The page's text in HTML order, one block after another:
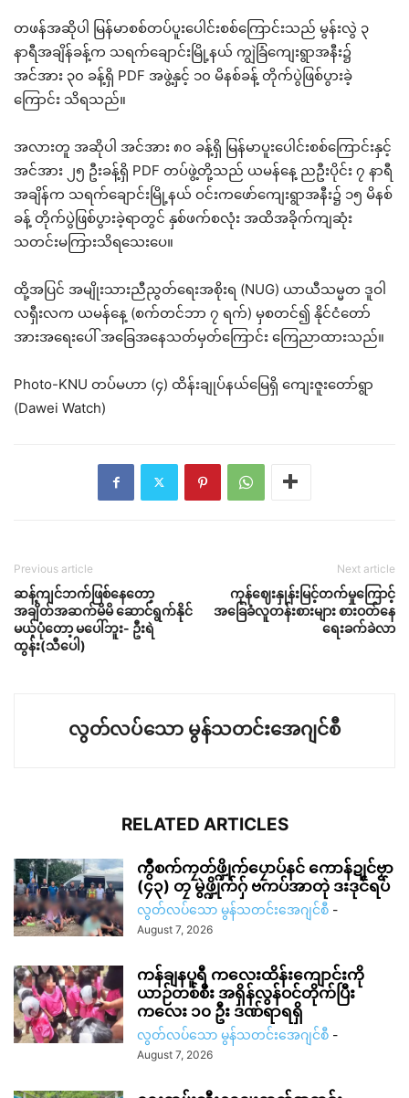
တဖန်အဆိုပါ မြန်မာစစ်တပ်ပူးပေါင်းစစ်ကြောင်းသည် မွန်းလွဲ ၃
နာရီအချိန်ခန့်က သရက်ချောင်းမြို့နယ် ကျွဲခြံကျေးရွာအနီး၌
အင်အား ၃၀ ခန့်ရှိ PDF အဖွဲ့နှင့် ၁၀ မိနစ်ခန့် တိုက်ပွဲဖြစ်ပွားခဲ့
ကြောင်း သိရသည်။
အလားတူ အဆိုပါ အင်အား ၈၀ ခန့်ရှိ မြန်မာပူးပေါင်းစစ်ကြောင်းနှင့်
အင်အား ၂၅ ဦးခန့်ရှိ PDF တပ်ဖွဲ့တို့သည် ယမန်နေ့ ညဦးပိုင်း ၇ နာရီ
အချိန်က သရက်ချောင်းမြို့နယ် ဝင်းကဖော်ကျေးရွာအနီး၌ ၁၅ မိနစ်
ခန့် တိုက်ပွဲဖြစ်ပွားခဲ့ရာတွင် နှစ်ဖက်စလုံး အထိအခိုက်ကျဆုံး
သတင်းမကြားသိရသေးပေ။
ထို့အပြင် အမျိုးသားညီညွတ်ရေးအစိုးရ (NUG) ယာယီသမ္မတ ဒူဝါ
လရှီးလက ယမန်နေ့ (စက်တင်ဘာ ၇ ရက်) မှစတင်၍ နိုင်ငံတော်
အားအရေးပေါ် အခြေအနေသတ်မှတ်ကြောင်း ကြေညာထားသည်။
Photo-KNU တပ်မဟာ (၄) ထိန်းချုပ်နယ်မြေရှိ ကျေးဇူးတော်ရွာ
(Dawei Watch)
Previous article
ဆန့်ကျင်ဘက်ဖြစ်နေတော့
အချိတ်အဆက်မိမိ ဆောင်ရွက်နိုင်
မယ့်ပုံတော့ မပေါ်ဘူး- ဦးရဲ
ထွန်း(သီပေါ)
Next article
ကုန်ဈေးနှုန်းမြင့်တက်မှုကြောင့်
အခြေခံလူတန်းစားများ စားဝတ်နေ
ရေးခက်ခဲလာ
လွတ်လပ်သော မွန်သတင်းအေဂျင်စီ
RELATED ARTICLES
ကွဳစက်ကၠတ်ဖ္ဍိုက်ပၠောပ်နင် ကောန်ဍုင်ဗၟာ
(၄၃) တၠ မွဲဖ္ဍိုက်ဂှ် ဗကပ်အာတုဲ ဒးဒုင်ရပ်
လွတ်လပ်သော မွန်သတင်းအေဂျင်စီ -
August 7, 2026
ကန်ချနပူရီ ကလေးထိန်းကျောင်းကို
ယာဉ်တစ်စီး အရှိန်လွန်ဝင်တိုက်ပြီး
ကလေး ၁၀ ဦး ဒဏ်ရာရရှိ
လွတ်လပ်သော မွန်သတင်းအေဂျင်စီ -
August 7, 2026